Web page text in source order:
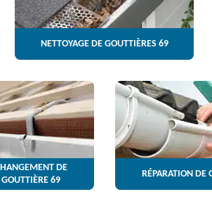
NETTOYAGE DE GOUTTIÈRES 69
DE
GOUTTIÈRE 69
RÉPARATION DE